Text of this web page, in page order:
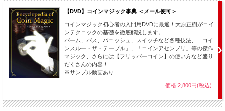
【DVD】コインマジック事典 ＜メール便可＞
コインマジック初心者の入門用DVDに最適！大原正樹がコイ
ンテクニックの基礎を徹底解説します。
パーム、パス、バニッシュ、スイッチなど各種技法、「コイ
ンスルー・ザ・テーブル」、「コインアセンブリ」等の傑作
マジック、さらには【フリッパーコイン】の使い方など盛り
だくさんの内容！
※サンプル動画あり
価格:2,800円(税込)